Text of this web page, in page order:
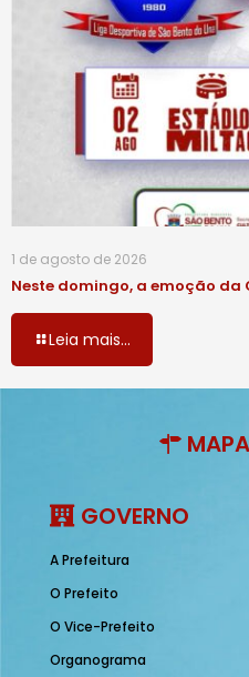
1 de agosto de 2026
Neste domingo, a emoção
Leia mais...
GOVERNO
A Prefeitura
O Prefeito
O Vice-Prefeito
Organograma